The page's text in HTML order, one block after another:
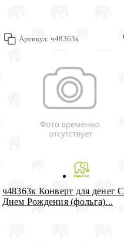
Артикул: ч48363к
ч48363к Конверт для денег С
Днем Рождения (фольга)...